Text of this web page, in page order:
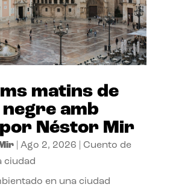
matins de
amb
Néstor Mir
| Ago 2, 2026
Cuento de
ciudad
en una ciudad